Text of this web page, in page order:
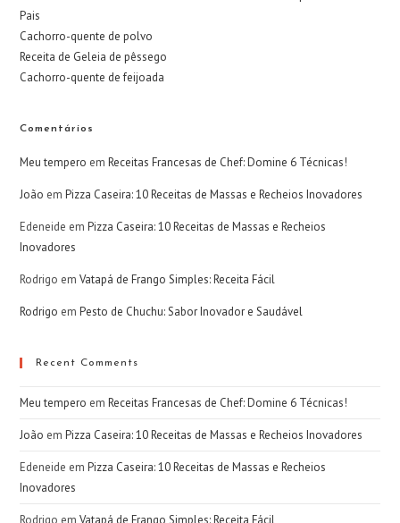
Pais
Cachorro-quente de polvo
Receita de Geleia de pêssego
Cachorro-quente de feijoada
Comentários
Meu tempero emReceitas Francesas de Chef: Domine 6 Técnicas!
João emPizza Caseira: 10 Receitas de Massas e Recheios Inovadores
Edeneide emPizza Caseira: 10 Receitas de Massas e Recheios
Inovadores
Rodrigo emVatapá de Frango Simples: Receita Fácil
Rodrigo emPesto de Chuchu: Sabor Inovador e Saudável
Recent Comments
Meu tempero emReceitas Francesas de Chef: Domine 6 Técnicas!
João emPizza Caseira: 10 Receitas de Massas e Recheios Inovadores
Edeneide emPizza Caseira: 10 Receitas de Massas e Recheios
Inovadores